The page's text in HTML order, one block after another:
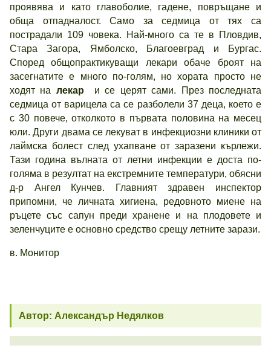
проявява и като главоболие, гадене, повръщане и
обща отпадналост. Само за седмица от тях са
пострадали 109 човека. Най-много са те в Пловдив,
Стара Загора, Ямболско, Благоевград и Бургас.
Според общопрактикуващи лекари обаче броят на
засегнатите е много по-голям, но хората просто не
ходят на лекар
и се церят сами. През последната
седмица от варицела са се разболели 37 деца, което е
с 30 повече, отколкото в първата половина на месец
юли. Други двама се лекуват в инфекциозни клиники от
лаймска болест след ухапване от заразени кърлежи.
Тази година вълната от летни инфекции е доста по-
голяма в резултат на екстремните температури, обясни
д-р Ангел Кунчев. Главният здравен инспектор
припомни, че личната хигиена, редовното миене на
ръцете със сапун преди хранене и на плодовете и
зеленчуците е основно средство срещу летните зарази.
в. Монитор
Автор: Александър Недялков